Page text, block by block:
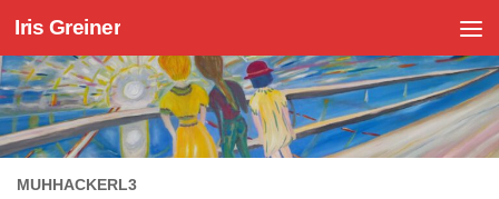
Zum Inhalt springen
Iris Greiner
MUHHACKERL3